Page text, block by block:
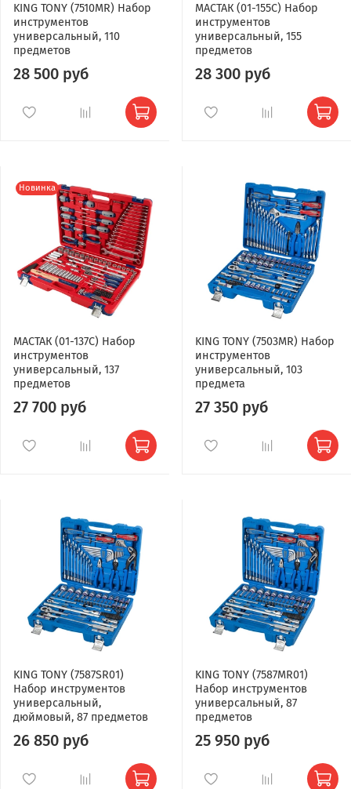
KING TONY (7510MR) Набор
инструментов
универсальный, 110
предметов
28 500 руб
МАСТАК (01-155C) Набор
инструментов
универсальный, 155
предметов
28 300 руб
Новинка
МАСТАК (01-137C) Набор
инструментов
универсальный, 137
предметов
27 700 руб
KING TONY (7503MR) Набор
инструментов
универсальный, 103
предмета
27 350 руб
KING TONY (7587SR01)
Набор инструментов
универсальный,
дюймовый, 87 предметов
26 850 руб
KING TONY (7587MR01)
Набор инструментов
универсальный, 87
предметов
25 950 руб